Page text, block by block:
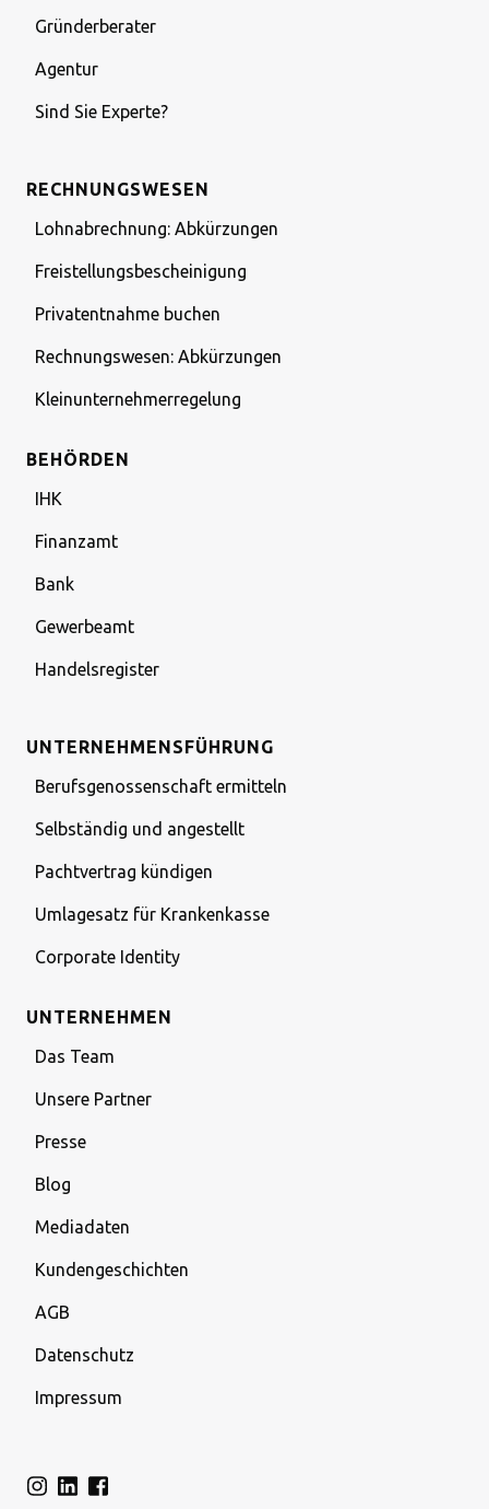
Gründerberater
Agentur
Sind Sie Experte?
RECHNUNGSWESEN
Lohnabrechnung: Abkürzungen
Freistellungsbescheinigung
Privatentnahme buchen
Rechnungswesen: Abkürzungen
Kleinunternehmerregelung
BEHÖRDEN
IHK
Finanzamt
Bank
Gewerbeamt
Handelsregister
UNTERNEHMENSFÜHRUNG
Berufsgenossenschaft ermitteln
Selbständig und angestellt
Pachtvertrag kündigen
Umlagesatz für Krankenkasse
Corporate Identity
UNTERNEHMEN
Das Team
Unsere Partner
Presse
Blog
Mediadaten
Kundengeschichten
AGB
Datenschutz
Impressum